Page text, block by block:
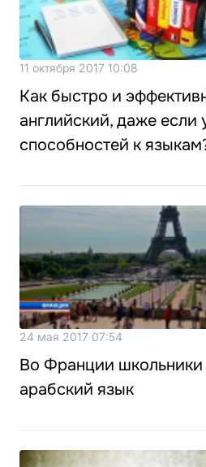
11 октября 2017 10:08
Как быстро и
английский, даже если
способностей к
24 мая 2017 07:54
Во Франции школьники
арабский язык